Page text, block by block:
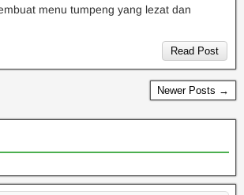
menu tumpeng yang lezat dan
Read Post
Newer Posts →